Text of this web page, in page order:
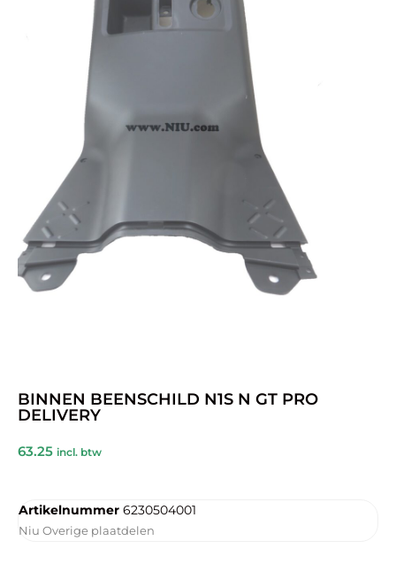
BINNEN BEENSCHILD N1S N GT PRO
DELIVERY
63.25 incl. btw
Artikelnummer 6230504001
Niu Overige plaatdelen